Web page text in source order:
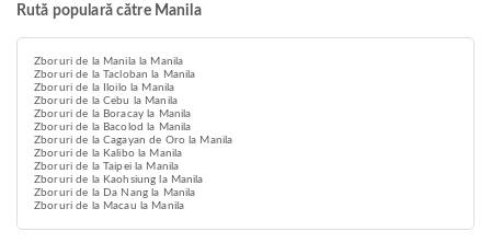
Rută populară către Manila
Zboruri de la Manila la Manila
Zboruri de la Tacloban la Manila
Zboruri de la Iloilo la Manila
Zboruri de la Cebu la Manila
Zboruri de la Boracay la Manila
Zboruri de la Bacolod la Manila
Zboruri de la Cagayan de Oro la Manila
Zboruri de la Kalibo la Manila
Zboruri de la Taipei la Manila
Zboruri de la Kaohsiung la Manila
Zboruri de la Da Nang la Manila
Zboruri de la Macau la Manila